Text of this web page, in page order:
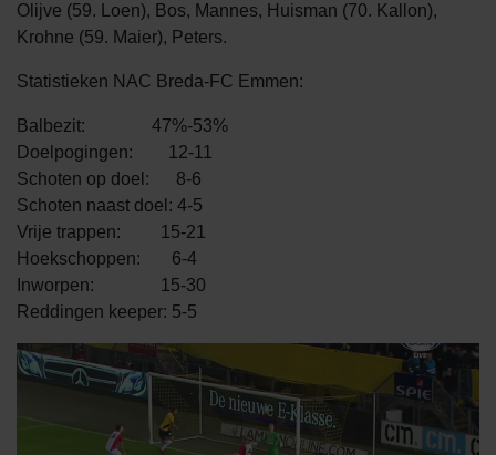
Olijve (59. Loen), Bos, Mannes, Huisman (70. Kallon),
Krohne (59. Maier), Peters.
Statistieken NAC Breda-FC Emmen:
Balbezit: 47%-53%
Doelpogingen: 12-11
Schoten op doel: 8-6
Schoten naast doel: 4-5
Vrije trappen: 15-21
Hoekschoppen: 6-4
Inworpen: 15-30
Reddingen keeper: 5-5